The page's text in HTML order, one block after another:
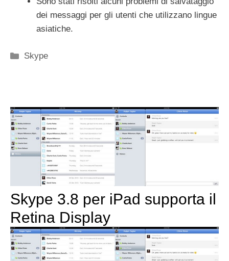
dei messaggi per gli utenti che utilizzano lingue
asiatiche.
Categorie
Skype
Skype 3.8 per iPad supporta il
Retina Display